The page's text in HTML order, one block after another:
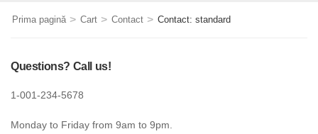
Prima pagină > Cart > Contact > Contact: standard
Questions? Call us!
1-001-234-5678
Monday to Friday from 9am to 9pm.